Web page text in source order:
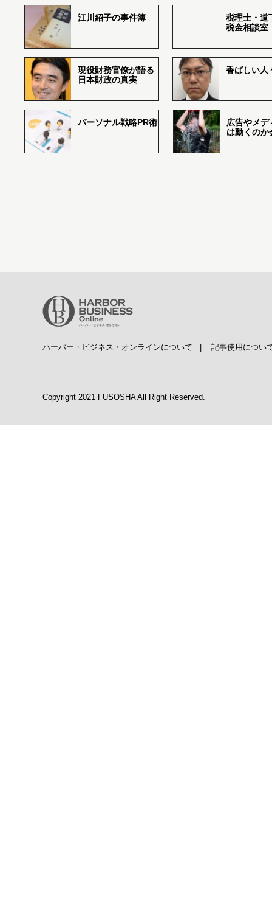
江川紹子の事件簿
税理士・道
税金相談室
現役財務官僚が語る
日本財政の真実
香ばしい
パーソナル戦略PR術
広告やメデ
は動くのか
ハーバー・ビジネス・オンラインについて 記事使用につい
Copyright 2021 FUSOSHA All Right Reserved.